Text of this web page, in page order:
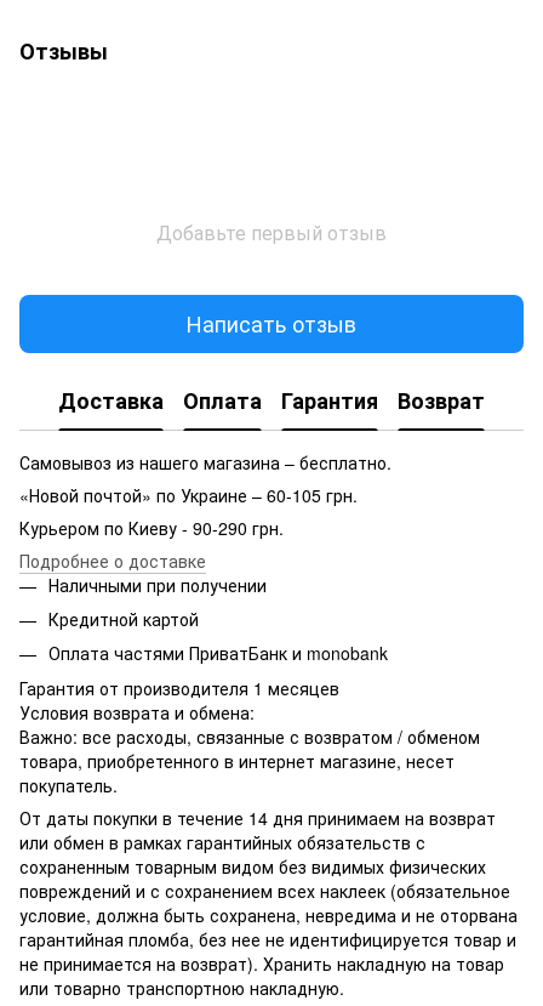
Отзывы
Добавьте первый отзыв
Написать отзыв
Доставка Оплата Гарантия Возврат
Самовывоз из нашего магазина – бесплатно.
«Новой почтой» по Украине – 60-105 грн.
Курьером по Киеву - 90-290 грн.
Подробнее о доставке
Наличными при получении
Кредитной картой
Оплата частями ПриватБанк и monobank
Гарантия от производителя 1 месяцев
Условия возврата и обмена:
Важно: все расходы, связанные с возвратом / обменом
товара, приобретенного в интернет магазине, несет
покупатель.
От даты покупки в течение 14 дня принимаем на возврат
или обмен в рамках гарантийных обязательств с
сохраненным товарным видом без видимых физических
повреждений и с сохранением всех наклеек (обязательное
условие, должна быть сохранена, невредима и не оторвана
гарантийная пломба, без нее не идентифицируется товар и
не принимается на возврат). Хранить накладную на товар
или товарно транспортною накладную.